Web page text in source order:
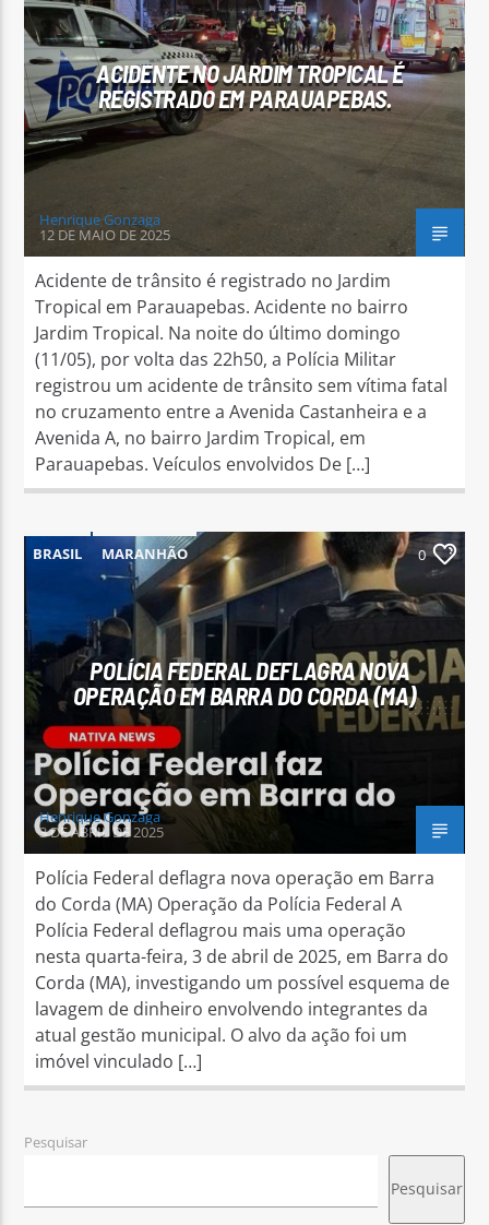
Arara Azul FM
ACIDENTE NO JARDIM TROPICAL É
REGISTRADO EM PARAUAPEBAS.
Henrique Gonzaga
12 DE MAIO DE 2025
Acidente de trânsito é registrado no Jardim
Tropical em Parauapebas. Acidente no bairro
Jardim Tropical. Na noite do último domingo
(11/05), por volta das 22h50, a Polícia Militar
registrou um acidente de trânsito sem vítima fatal
no cruzamento entre a Avenida Castanheira e a
Avenida A, no bairro Jardim Tropical, em
Parauapebas. Veículos envolvidos De […]
BRASIL MARANHÃO 0
POLÍCIA FEDERAL DEFLAGRA NOVA
OPERAÇÃO EM BARRA DO CORDA (MA)
Henrique Gonzaga
3 DE ABRIL DE 2025
Polícia Federal deflagra nova operação em Barra
do Corda (MA) Operação da Polícia Federal A
Polícia Federal deflagrou mais uma operação
nesta quarta-feira, 3 de abril de 2025, em Barra do
Corda (MA), investigando um possível esquema de
lavagem de dinheiro envolvendo integrantes da
atual gestão municipal. O alvo da ação foi um
imóvel vinculado […]
Pesquisar
Pesquisar